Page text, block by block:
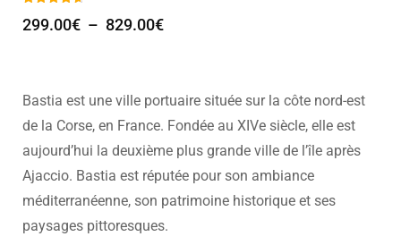
349.00€
Bastia est une ville portuaire située sur la côte nord-est
de la Corse, en France. Fondée au XIVe siècle, elle est
aujourd’hui la deuxième plus grande ville de l’île après
Ajaccio. Bastia est réputée pour son ambiance
méditerranéenne, son patrimoine historique et ses
paysages pittoresques.